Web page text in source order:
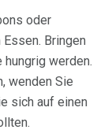
oder
Bringen
werden.
wenden Sie
sich auf einen